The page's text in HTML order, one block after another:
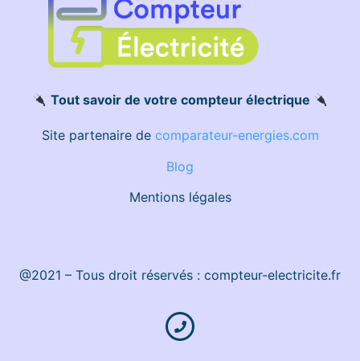
Tout savoir de votre compteur électrique
Site partenaire de comparateur-energies.com
Blog
Mentions légales
@2021 – Tous droit réservés : compteur-electricite.fr